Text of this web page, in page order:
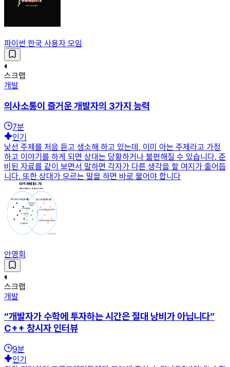
파이썬 한국 사용자 모임
스크랩
개발
의사소통이 즐거운 개발자의 3가지 능력
7분
인기
낯선 주제를 처음 듣고 생소해 하고 있는데, 이미 아는 주제라고 가정
하고 이야기를 하게 되면 상대는 당황하거나 불편해질 수 있습니다. 준
비된 자료를 같이 보면서 말하면 각자가 다른 생각을 할 여지가 줄어듭
니다. 또한 상대가 모르는 말을 하면 바로 물어야 합니다
안영회
스크랩
개발
“개발자가 수학에 투자하는 시간은 절대 낭비가 아닙니다”
C++ 창시자 인터뷰
9분
인기